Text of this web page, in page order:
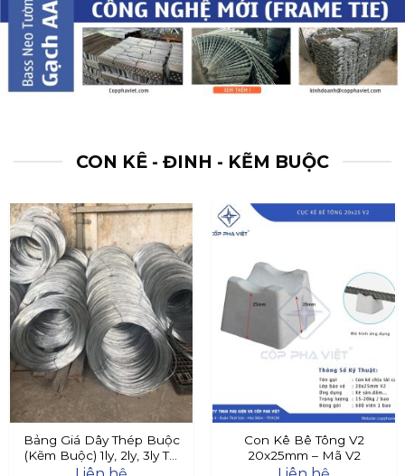
CON KÊ - ĐINH - KẼM BUỘC
Bảng Giá Dây Thép Buộc
(Kẽm Buộc) 1ly, 2ly, 3ly Tại
Đây
Con Kê Bê Tông V2
20x25mm – Mã V2